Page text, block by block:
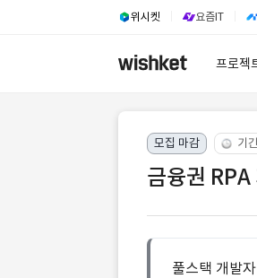
위시켓 요즘IT
프로젝
모집 마감 기
금융권
풀스택 개발자